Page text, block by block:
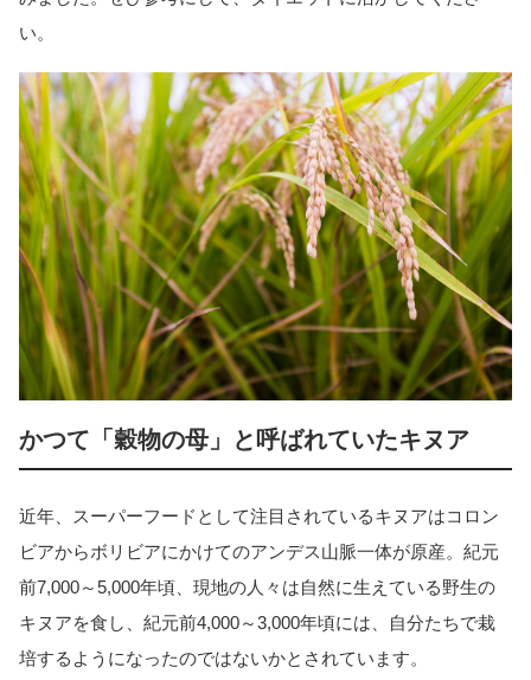
い。
かつて「穀物の母」と呼ばれていたキヌア
近年、スーパーフードとして注目されているキヌアはコロン
ビアからボリビアにかけてのアンデス山脈一体が原産。紀元
前7,000～5,000年頃、現地の人々は自然に生えている野生の
キヌアを食し、紀元前4,000～3,000年頃には、自分たちで栽
培するようになったのではないかとされています。